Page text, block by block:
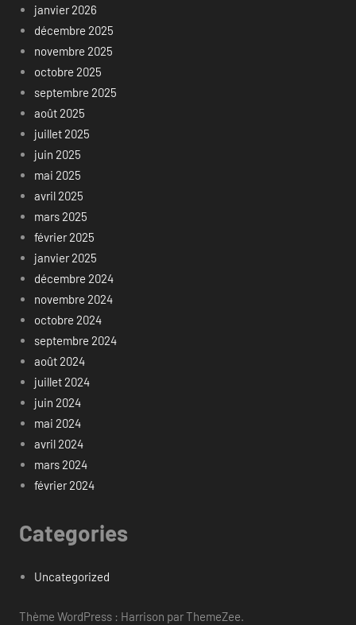
janvier 2026
décembre 2025
novembre 2025
octobre 2025
septembre 2025
août 2025
juillet 2025
juin 2025
mai 2025
avril 2025
mars 2025
février 2025
janvier 2025
décembre 2024
novembre 2024
octobre 2024
septembre 2024
août 2024
juillet 2024
juin 2024
mai 2024
avril 2024
mars 2024
février 2024
Categories
Uncategorized
Thème WordPress : Harrison par ThemeZee.